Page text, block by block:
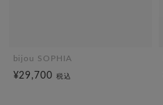
bijou SOPHIA
¥29,700税込